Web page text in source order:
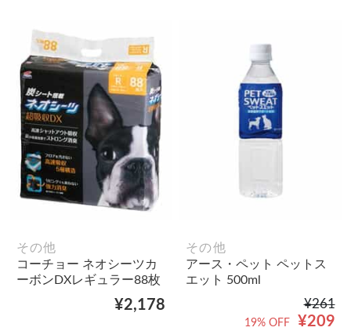
その他
コーチョー ネオシーツカ
ーボンDXレギュラー88枚
¥2,178
その他
アース・ペット ペットス
エット 500ml
¥261
¥209
19% OFF